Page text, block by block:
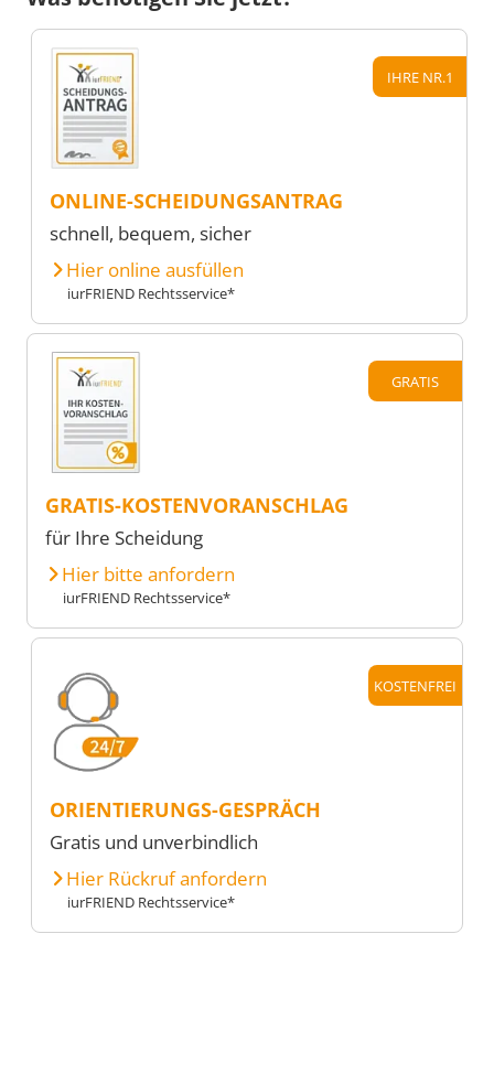
IHRE NR.1
ONLINE-SCHEIDUNGSANTRAG
schnell, bequem, sicher
Hier online ausfüllen
iurFRIEND Rechtsservice*
GRATIS
GRATIS-KOSTENVORANSCHLAG
für Ihre Scheidung
Hier bitte anfordern
iurFRIEND Rechtsservice*
KOSTENFREI
ORIENTIERUNGS-GESPRÄCH
Gratis und unverbindlich
Hier Rückruf anfordern
iurFRIEND Rechtsservice*